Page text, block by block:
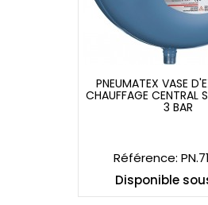
PNEUMATEX VASE
PNEUMATEX VASE
CHAUFFAGE CENTRAL
3 BAR
Référence:
Disponible